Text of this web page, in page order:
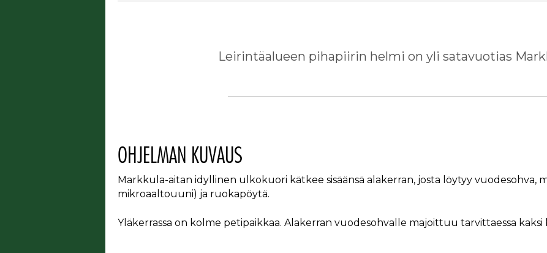
Leirintäalueen pihapiirin helmi on yli satavuotias
OHJELMAN KUVAUS
Markkula-aitan idyllinen ulkokuori kätkee sisäänsä alakerran, josta löytyy vuodesohva,
mikroaaltouuni) ja ruokapöytä.
Yläkerrassa on kolme petipaikkaa. Alakerran vuodesohvalle majoittuu tarvittaessa kaksi